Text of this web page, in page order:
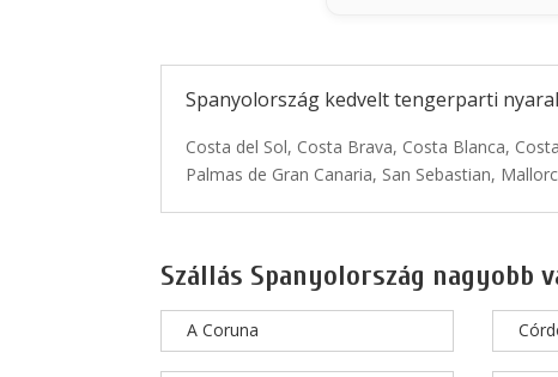
Spanyolország kedvelt tengerparti
Costa del Sol, Costa Brava, Costa Blanca,
Palmas de Gran Canaria, San Sebastian,
Szállás Spanyolország nagyobb
A Coruna